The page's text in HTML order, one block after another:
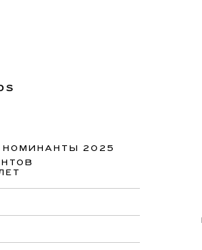
НОМИНАНТЫ 2025